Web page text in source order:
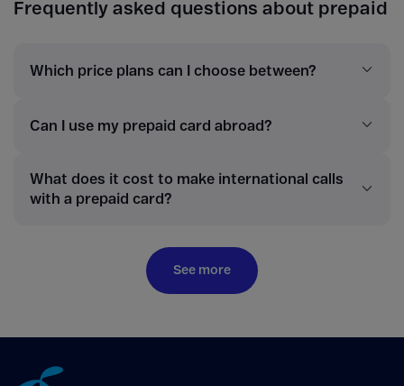
Frequently asked questions about prepaid
Which price plans can I choose between?
Can I use my prepaid card abroad?
What does it cost to make international calls
with a prepaid card?
See more